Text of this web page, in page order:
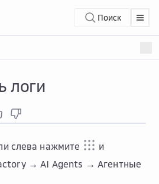
Поиск
логи
слева нажмите
и
→ AI Agents → Агентные